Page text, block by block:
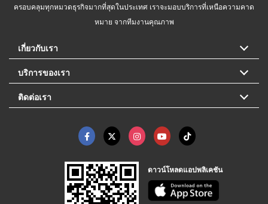
ครอบคลุมทุกหมวดธุรกิจมากที่สุดในประเทศ เราจะมอบบริการที่เหนือความคาด
หมาย จากทีมงานคุณภาพ
เกี่ยวกับเรา
บริการของเรา
ติดต่อเรา
ดาวน์โหลดแอปพลิเคชัน